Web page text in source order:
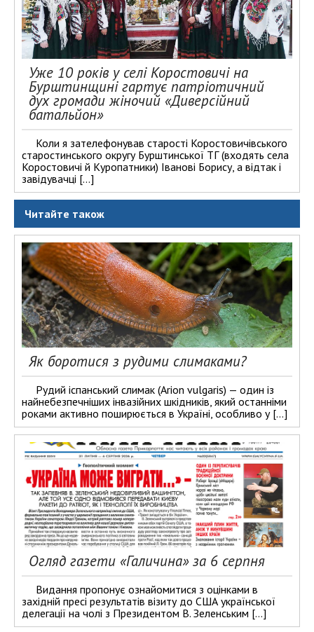
Уже 10 років у селі Коростовичі на
Бурштинщині гартує патріотичний
дух громади жіночий «Диверсійний
батальйон»
Коли я зателефонував старості Коростовичівського
старостинського округу Бурштинської ТГ (входять села
Коростовичі й Куропатники) Іванові Борису, а відтак і
завідувачці […]
Читайте також
Як боротися з рудими слимаками?
Рудий іспанський слимак (Arion vulgaris) — один із
найнебезпечніших інвазійних шкідників, який останніми
роками активно поширюється в Україні, особливо у […]
Огляд газети «Галичина» за 6 серпня
Видання пропонує ознайомитися з оцінками в
західній пресі результатів візиту до США української
делегації на чолі з Президентом В. Зеленським […]